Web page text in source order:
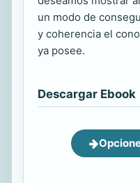
un modo de
y coherencia el
ya posee.
Descargar Ebook